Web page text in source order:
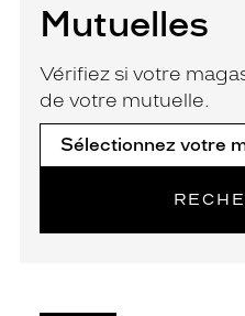
Mutuelles
Vérifiez si votre
de votre mutuelle.